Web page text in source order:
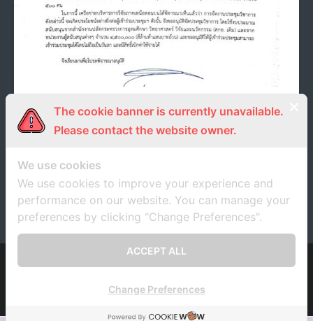
- ภารกิจเครือข่าย
ติดต่อเรา
ประกาศ”ให้ข้าราชการ พนักงาน เจ้าหน้าที่ส่วนงาน
ราชการต่างๆ เข้าร่วมการจัดประชุมวิชาการระดับชาติ
เครือข่ายวิจัยสถาบันอุดมศึกษาทั่วประเทศ ครั้งที่ 13
ใช้จ่ายได้”
unrn ข่าวประชาสัมพันธ์
The cookie banner is currently unavailable.
Please contact the website owner.
We use cookies
We use cookies to improve your experience and
performance on our website. You can manage your
preferences by clicking "Change Preferences".
ACCEPT ALL
Change Preferences